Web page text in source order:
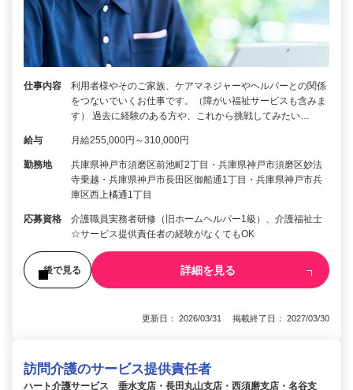
仕事内容
利用者様やそのご家族、ケアマネジャーやヘルパーとの関係
をつないでいくお仕事です。（障がい福祉サービスも含みま
す） 過去に経験のある方や、これから挑戦してみたい…
給与 月給255,000円～310,000円
勤務地
兵庫県神戸市須磨区前池町2丁目・兵庫県神戸市須磨区妙法
寺乗越・兵庫県神戸市長田区御船通1丁目・兵庫県神戸市兵
庫区西上橘通1丁目
応募資格
介護職員実務者研修（旧ホームヘルパー1級）、介護福祉士
☆サービス提供責任者の経験がなくてもOK
後で見る 詳細を見る
更新日： 2026/03/31 掲載終了日： 2027/03/30
訪問介護のサービス提供責任者
ハート介護サービス 垂水支店・長田丸山支店・西須磨支店・名谷支